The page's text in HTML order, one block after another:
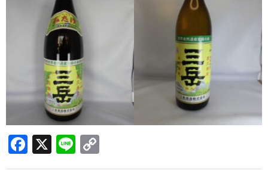
中馬酒店オリジナル
全取扱商品
森伊蔵酒造
村尾酒造
万膳酒造
櫻井酒造
F
X
Li